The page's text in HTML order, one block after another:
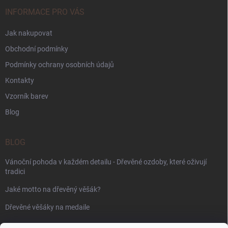
INFORMACE PRO VÁS
Jak nakupovat
Obchodní podmínky
Podmínky ochrany osobních údajů
Kontakty
Vzorník barev
Blog
BLOG
Vánoční pohoda v každém detailu - Dřevěné ozdoby, které oživují
tradici
Jaké motto na dřevěný věšák?
Dřevěné věšáky na medaile